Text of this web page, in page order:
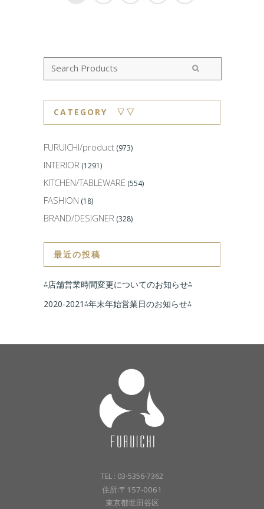
CATEGORY ▽▽
FURUICHI/product (973)
INTERIOR (1291)
KITCHEN/TABLEWARE (554)
FASHION (18)
BRAND/DESIGNER (328)
最近の投稿
⁂店舗営業時間変更についてのお知らせ⁂
2020-2021⁂年末年始営業日のお知らせ⁂
TEL : 03-5356-7362
住所:〒157-0061
東京都世田谷区